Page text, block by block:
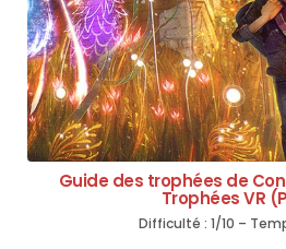
Guide des trophées de
Trophées VR
Difficulté : 1/10 –